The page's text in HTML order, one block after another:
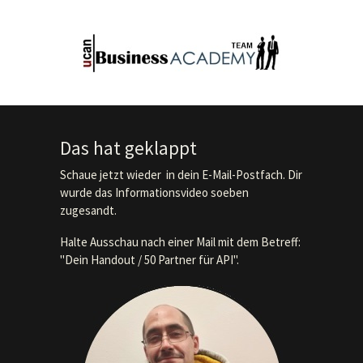
Das hat geklappt
Schaue jetzt wieder in dein E-Mail-Postfach. Dir
wurde das Informationsvideo soeben
zugesandt.
Halte Ausschau nach einer Mail mit dem Betreff:
"Dein Handout / 50 Partner für API".